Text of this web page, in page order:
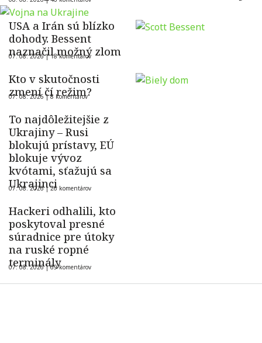
USA a Irán sú blízko
dohody. Bessent
naznačil možný zlom
07. 08. 2026 |18 komentárov
Kto v skutočnosti
zmení čí režim?
07. 08. 2026 |8 komentárov
To najdôležitejšie z
Ukrajiny – Rusi
blokujú prístavy, EÚ
blokuje vývoz
kvótami, sťažujú sa
Ukrajinci
07. 08. 2026 |26 komentárov
Hackeri odhalili, kto
poskytoval presné
súradnice pre útoky
na ruské ropné
terminály
07. 08. 2026 |69 komentárov